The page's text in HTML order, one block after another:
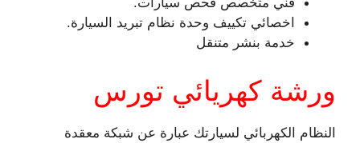
اخصائي تكييف وحدة نظام تبريد السيارة.
خدمة بنشر متنقل
ورشة كهريائي تورس
النظام الكهربائي لسيارتك عبارة عن شبكة معقدة